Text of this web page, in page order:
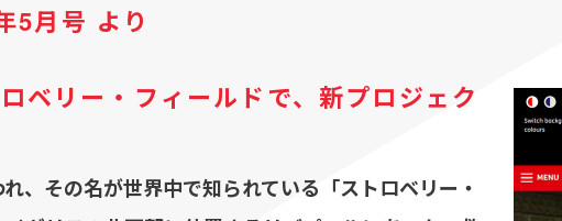
5月号 より
ベリー・フィールドで、新プロジェク
、その名が世界中で知られている「ストロベリー・